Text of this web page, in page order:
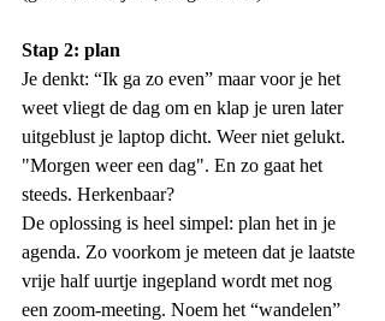
Stap 2: plan
Je denkt: “Ik ga zo even” maar voor je het
weet vliegt de dag om en klap je uren later
uitgeblust je laptop dicht. Weer niet gelukt.
"Morgen weer een dag". En zo gaat het
steeds. Herkenbaar?
De oplossing is heel simpel: plan het in je
agenda. Zo voorkom je meteen dat je laatste
vrije half uurtje ingepland wordt met nog
een zoom-meeting. Noem het “wandelen”